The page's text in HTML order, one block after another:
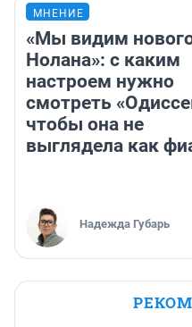
МНЕНИЕ
«Мы видим
Нолана»: с каким
настроем нужно
смотреть
чтобы она не
выглядела как
Надежда Губарь